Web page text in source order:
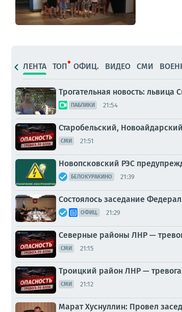
ЛЕНТА ТОП ОФИЦ. ВИДЕО СМИ
Трогательная новость: львица
ПАБЛИКИ 21:54
Старобельский,
СМИ 21:51
Новопсковский РЭС
БЕЛОКУРАКИНО 21:39
Состоялось заседание
ОФИЦ. 21:29
Северные районы ЛНР —
СМИ 21:15
Троицкий район ЛНР —
СМИ 21:12
Марат Хуснуллин: Провел